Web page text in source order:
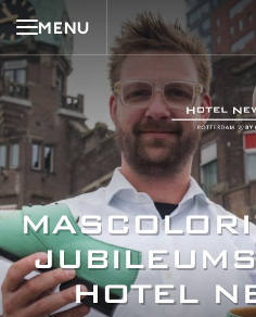
MENU
HOTEL